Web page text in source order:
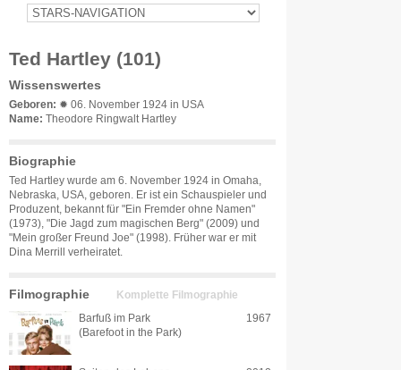
Ted Hartley (101)
Wissenswertes
Geboren: ✹ 06. November 1924 in USA
Name: Theodore Ringwalt Hartley
Biographie
Ted Hartley wurde am 6. November 1924 in Omaha,
Nebraska, USA, geboren. Er ist ein Schauspieler und
Produzent, bekannt für "Ein Fremder ohne Namen"
(1973), "Die Jagd zum magischen Berg" (2009) und
"Mein großer Freund Joe" (1998). Früher war er mit
Dina Merrill verheiratet.
Filmographie Komplette Filmographie
Barfuß im Park
(Barefoot in the Park)
1967